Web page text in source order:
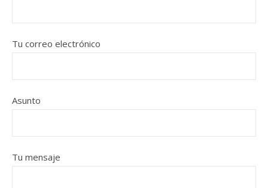
Tu correo electrónico
Asunto
Tu mensaje